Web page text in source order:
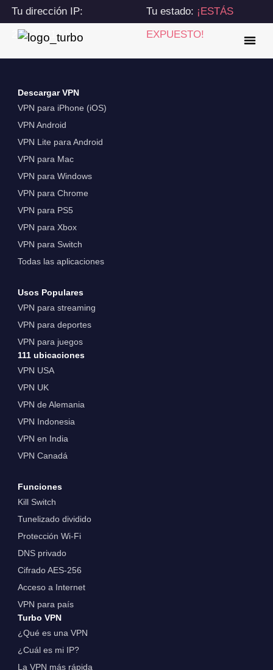
Tu dirección IP:
216.73.217.112
Tu estado: ¡ESTÁS
EXPUESTO!
Descargar VPN
VPN para iPhone (iOS)
VPN Android
VPN Lite para Android
VPN para Mac
VPN para Windows
VPN para Chrome
VPN para PS5
VPN para Xbox
VPN para Switch
Todas las aplicaciones
Usos Populares
VPN para streaming
VPN para deportes
VPN para juegos
111 ubicaciones
VPN USA
VPN UK
VPN de Alemania
VPN Indonesia
VPN en India
VPN Canadá
Funciones
Kill Switch
Tunelizado dividido
Protección Wi-Fi
DNS privado
Cifrado AES-256
Acceso a Internet
VPN para país
Turbo VPN
¿Qué es una VPN
¿Cuál es mi IP?
La VPN más rápida